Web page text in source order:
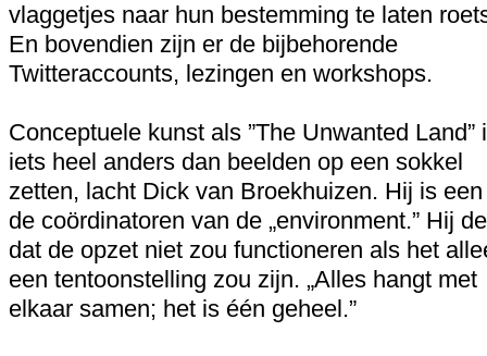
vlaggetjes naar hun bestemming te laten
En bovendien zijn er de bijbehorende
Twitteraccounts, lezingen en workshops.
Conceptuele kunst als ”The Unwanted Land”
iets heel anders dan beelden op een sokkel
zetten, lacht Dick van Broekhuizen. Hij is
de coördinatoren van de „environment.” Hij
dat de opzet niet zou functioneren als het
een tentoonstelling zou zijn. „Alles hangt met
elkaar samen; het is één geheel.”